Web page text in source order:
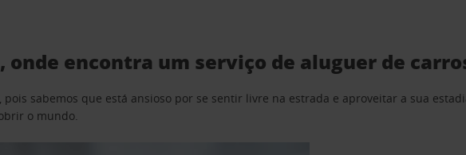
onde encontra um serviço de aluguer de
sabemos que está ansioso por se sentir livre na estrada e aproveitar a sua
o mundo.